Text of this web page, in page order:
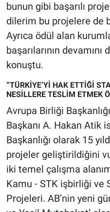
bunun gibi başarılı
dilerim bu projelere de
Ayrıca ödül alan
başarılarının
konuştu.
“TÜRKİYE’Yİ HAK ETTİĞİ
NESİLLERE TESLİM ETMEK
Avrupa Birliği
Başkanı A. Hakan Atik
Başkanlığı olarak 15
projeler geliştirildiğini
iki temel çalışma
Kamu - STK işbirliği ve
Projeleri. AB’nin yeni